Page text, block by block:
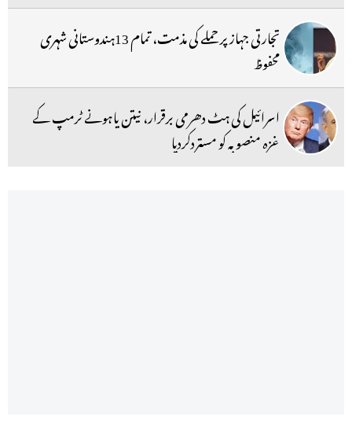
تجارتی جہاز پر حملے کی مذمت، تمام 13ہندوستانی شہری
محفوظ
اسرائیل کی ہٹ دھرمی برقرار، نیتن یاہونے ٹرمپ کے
غزہ منصوبہ کو مستردکردیا